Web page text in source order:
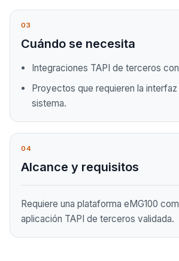
03
Cuándo se necesita
Integraciones TAPI de terceros
Proyectos que requieren la interfaz
sistema.
04
Alcance y requisitos
Requiere una plataforma eMG100
aplicación TAPI de terceros validada.